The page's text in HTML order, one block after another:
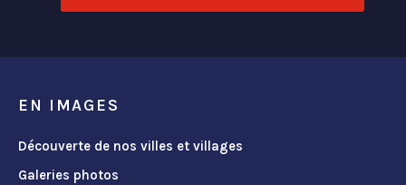
EN IMAGES
Découverte de nos villes et villages
Galeries photos